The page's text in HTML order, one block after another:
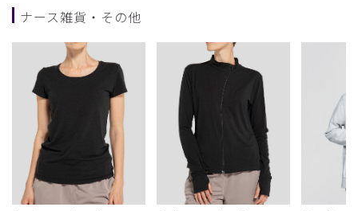
ナース雑貨・その他